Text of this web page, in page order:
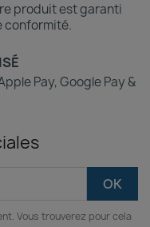
produit est garanti
conformité.
Pay, Google Pay &
Vous trouverez pour cela